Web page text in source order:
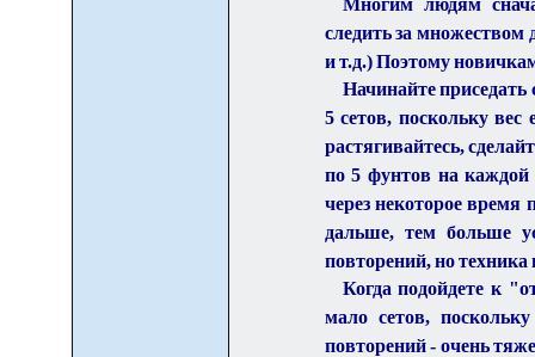
Многим людям
следить за множеством
и т.д.) Поэтому
Начинайте
5 сетов, поскольку
растягивайтесь,
по 5 фунтов на каждой
через некоторое время
дальше, тем больше
повторений, но
Когда подойдете к
мало сетов,
повторений - очень